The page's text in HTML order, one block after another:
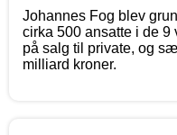
Johannes Fog blev
cirka 500 ansatte i de 9
på salg til private, og
milliard kroner.